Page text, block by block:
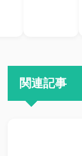
関連記事